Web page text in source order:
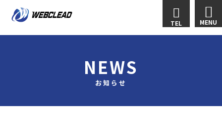
MENU
TEL
NEWS
お知らせ